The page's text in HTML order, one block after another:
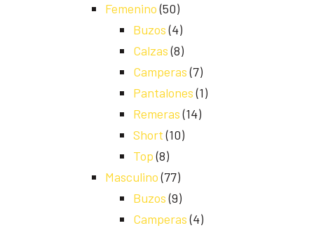
Femenino (50)
Buzos (4)
Calzas (8)
Camperas (7)
Pantalones (1)
Remeras (14)
Short (10)
Top (8)
Masculino (77)
Buzos (9)
Camperas (4)